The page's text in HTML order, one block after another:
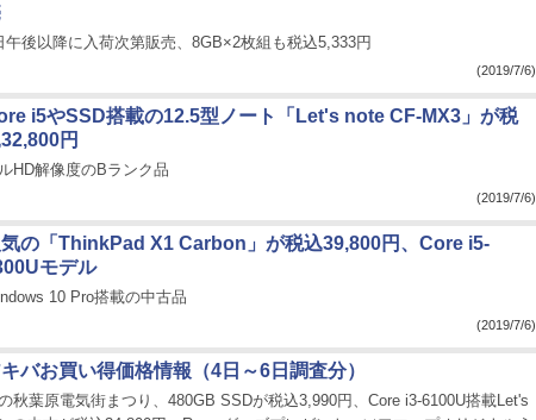
午後以降に入荷次第販売、8GB×2枚組も税込5,333円
(2019/7/6)
i5やSSD搭載の12.5型ノート「Let's note CF-MX3」が税
円
HD解像度のBランク品
(2019/7/6)
気の「ThinkPad X1 Carbon」が税込39,800円、Core i5-
モデル
10 Pro搭載の中古品
(2019/7/6)
バお買い得価格情報（4日～6日調査分）
秋葉原電気街まつり、480GB SSDが税込3,990円、Core i3-6100U搭載Let's